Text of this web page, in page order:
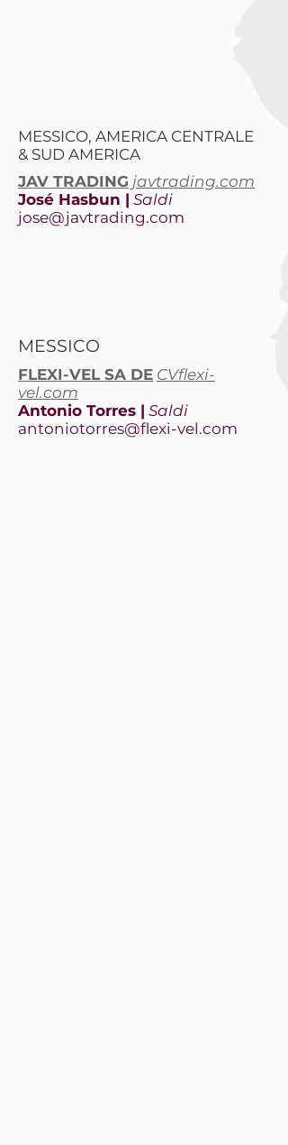
MESSICO, AMERICA CENTRALE
& SUD AMERICA
JAV TRADING javtrading.com
José Hasbun | Saldi
jose@javtrading.com
MESSICO
FLEXI-VEL SA DE CVflexi-
vel.com
Antonio Torres | Saldi
antoniotorres@flexi-vel.com